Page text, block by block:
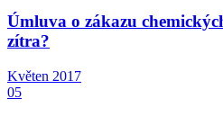
Úmluva o zákazu
zítra?
Květen 2017
05